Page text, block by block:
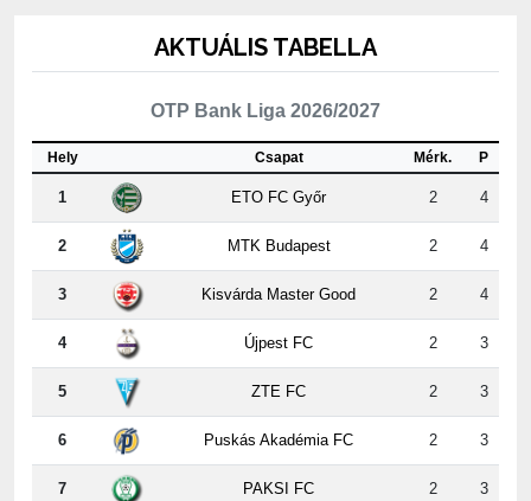
AKTUÁLIS TABELLA
OTP Bank Liga 2026/2027
Hely Csapat Mérk. P
1 ETO FC Győr 2 4
2 MTK Budapest 2 4
3 Kisvárda Master Good 2 4
4 Újpest FC 2 3
5 ZTE FC 2 3
6 Puskás Akadémia FC 2 3
7 PAKSI FC 2 3